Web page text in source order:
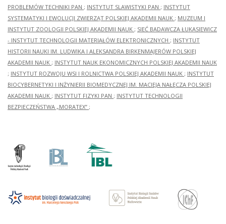
PROBLEMÓW TECHNIKI PAN ; INSTYTUT SLAWISTYKI PAN ; INSTYTUT
SYSTEMATYKI I EWOLUCJI ZWIERZĄT POLSKIEJ AKADEMII NAUK ; MUZEUM I
INSTYTUT ZOOLOGII POLSKIEJ AKADEMII NAUK ; SIEĆ BADAWCZA ŁUKASIEWICZ
- INSTYTUT TECHNOLOGII MATERIAŁÓW ELEKTRONICZNYCH ; INSTYTUT
HISTORII NAUKI IM. LUDWIKA I ALEKSANDRA BIRKENMAJERÓW POLSKIEJ
AKADEMII NAUK ; INSTYTUT NAUK EKONOMICZNYCH POLSKIEJ AKADEMII NAUK
; INSTYTUT ROZWOJU WSI I ROLNICTWA POLSKIEJ AKADEMII NAUK ; INSTYTUT
BIOCYBERNETYKI I INŻYNIERII BIOMEDYCZNEJ IM. MACIEJA NAŁĘCZA POLSKIEJ
AKADEMII NAUK ; INSTYTUT FIZYKI PAN ; INSTYTUT TECHNOLOGII
BEZPIECZEŃSTWA „MORATEX” ;